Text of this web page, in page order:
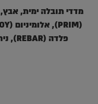
מדדי תובלה ימית, אבץ,
פלדה (REBAR), נירוסטה, ליתיום ודלק גולמי